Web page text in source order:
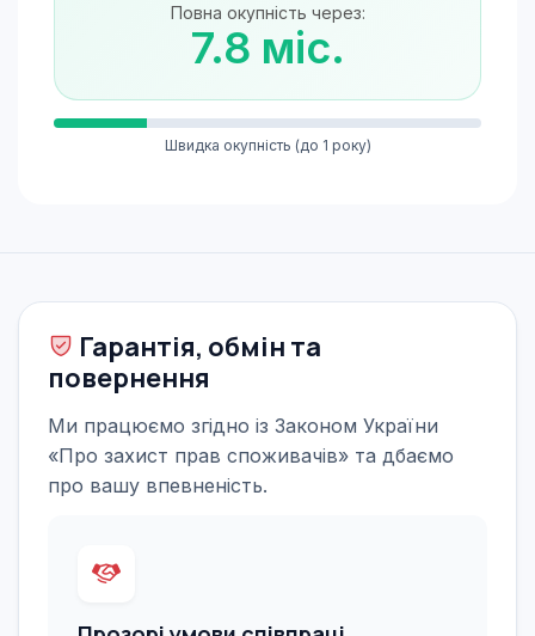
Повна окупність через:
7.8 міс.
Швидка окупність (до 1 року)
Гарантія, обмін та
повернення
Ми працюємо згідно із Законом України
«Про захист прав споживачів» та дбаємо
про вашу впевненість.